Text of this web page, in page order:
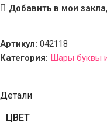
Добавить в мои
Артикул: 042118
Категория: Шары буквы
Детали
ЦВЕТ